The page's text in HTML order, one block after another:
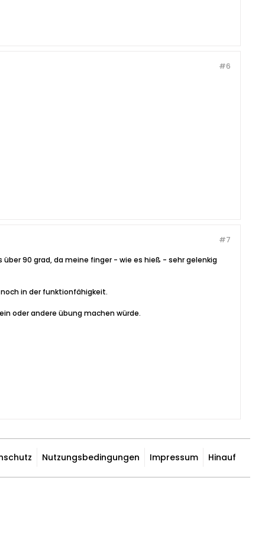
#6
#7
90 grad, da meine finger - wie es hieß - sehr gelenkig
in der funktionfähigkeit.
oder andere übung machen würde.
Nutzungsbedingungen Impressum Hinauf